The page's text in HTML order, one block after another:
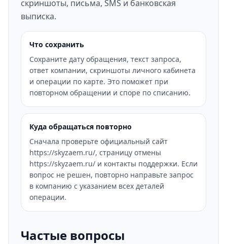
скриншоты, письма, SMS и банковская
выписка.
Что сохранить
Сохраните дату обращения, текст запроса,
ответ компании, скриншоты личного кабинета
и операции по карте. Это поможет при
повторном обращении и споре по списанию.
Куда обращаться повторно
Сначала проверьте официальный сайт
https://skyzaem.ru/, страницу отмены
https://skyzaem.ru/ и контакты поддержки. Если
вопрос не решен, повторно направьте запрос
в компанию с указанием всех деталей
операции.
Частые вопросы